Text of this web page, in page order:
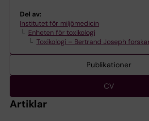
Del av:
Institutet för miljömedicin
Enheten för toxikologi
Toxikologi – Bertrand Joseph
Publikationer
CV
Artiklar